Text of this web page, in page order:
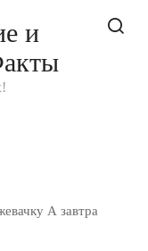
и
А завтра